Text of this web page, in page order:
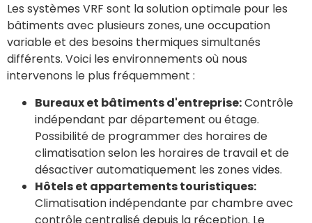
Les systèmes VRF sont la solution optimale pour les
bâtiments avec plusieurs zones, une occupation
variable et des besoins thermiques simultanés
différents. Voici les environnements où nous
intervenons le plus fréquemment :
Bureaux et bâtiments d'entreprise:Contrôle
indépendant par département ou étage.
Possibilité de programmer des horaires de
climatisation selon les horaires de travail et de
désactiver automatiquement les zones vides.
Hôtels et appartements touristiques:
Climatisation indépendante par chambre avec
contrôle centralisé depuis la réception. Le